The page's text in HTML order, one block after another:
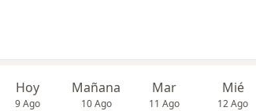
Hoy
9 Ago
Mañana
10 Ago
Mar
11 Ago
Mié
12 Ago